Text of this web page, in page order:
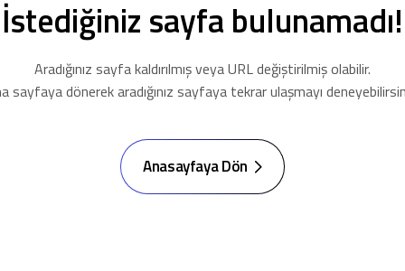
İstediğiniz sayfa bulunamadı!
Aradığınız sayfa kaldırılmış veya URL değiştirilmiş olabilir.
sayfaya dönerek aradığınız sayfaya tekrar ulaşmayı
Anasayfaya Dön